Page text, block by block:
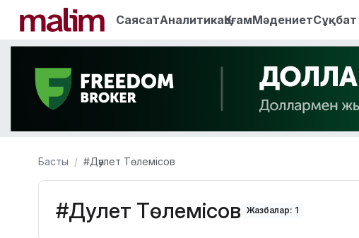
СаясатАналитикаҚоғамМәдениетСұқбат
Басты #Дәулет Төлемісов
#Дәулет Төлемісов Жазбалар: 1